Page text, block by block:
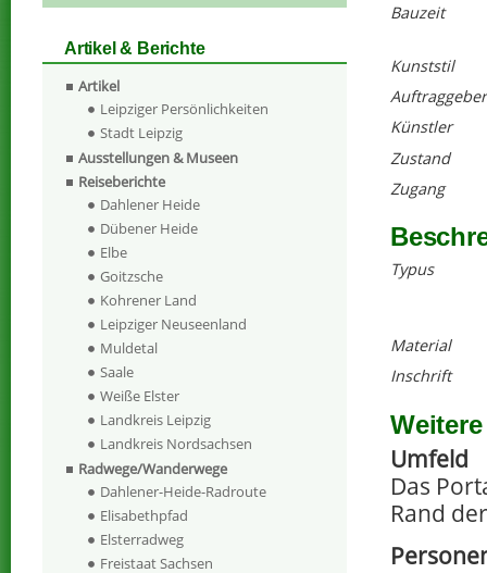
Bauzeit
Kunststil
Auftraggeber
Künstler
Zustand
Zugang
Typus
Material
Inschrift
Umfeld
Das
Rand
Artikel & Berichte
Artikel
Leipziger Persönlichkeiten
Stadt Leipzig
Ausstellungen & Museen
Reiseberichte
Dahlener Heide
Dübener Heide
Elbe
Goitzsche
Kohrener Land
Leipziger Neuseenland
Muldetal
Saale
Weiße Elster
Landkreis Leipzig
Landkreis Nordsachsen
Radwege/Wanderwege
Dahlener-Heide-Radroute
Elisabethpfad
Elsterradweg
Freistaat Sachsen